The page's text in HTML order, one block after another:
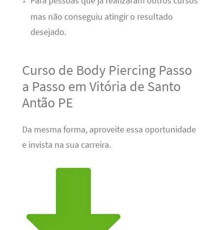
mas não conseguiu atingir o resultado
desejado.
Curso de Body Piercing Passo
a Passo em Vitória de Santo
Antão PE
Da mesma forma, aproveite essa oportunidade
e invista na sua carreira.